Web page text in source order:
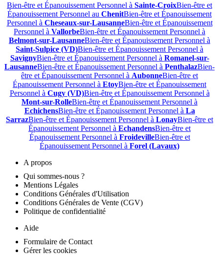
Bien-être et Épanouissement Personnel à Sainte-CroixBien-être et
Épanouissement Personnel au ChenitBien-être et Épanouissement
Personnel à Cheseaux-sur-LausanneBien-être et Épanouissement
Personnel à VallorbeBien-être et Épanouissement Personnel à
Belmont-sur-LausanneBien-être et Épanouissement Personnel à
Saint-Sulpice (VD)Bien-être et Épanouissement Personnel à
SavignyBien-être et Épanouissement Personnel à Romanel-sur-
LausanneBien-être et Épanouissement Personnel à PenthalazBien-
être et Épanouissement Personnel à AubonneBien-être et
Épanouissement Personnel à EtoyBien-être et Épanouissement
Personnel à Cugy (VD)Bien-être et Épanouissement Personnel à
Mont-sur-RolleBien-être et Épanouissement Personnel à
EchichensBien-être et Épanouissement Personnel à La
SarrazBien-être et Épanouissement Personnel à LonayBien-être et
Épanouissement Personnel à EchandensBien-être et
Épanouissement Personnel à FroidevilleBien-être et
Épanouissement Personnel à Forel (Lavaux)
A propos
Qui sommes-nous ?
Mentions Légales
Conditions Générales d'Utilisation
Conditions Générales de Vente (CGV)
Politique de confidentialité
Aide
Formulaire de Contact
Gérer les cookies